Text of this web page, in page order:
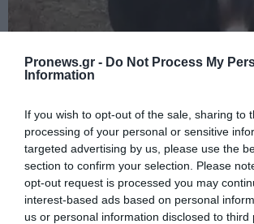
Pronews.gr - Do Not Process My
Information
If you wish to opt-out of the sale, sharing to
processing of your personal or sensitive
targeted advertising by us, please use the
section to confirm your selection. Please
opt-out request is processed you may
interest-based ads based on personal
us or personal information disclosed to third
PRONEWS.GR /ΚΑΤΟΙΚΙΔΙΑ
Απάνθρωπες εικόνες στη
έτει 2026 δένουν με την
«παστουρώματος»